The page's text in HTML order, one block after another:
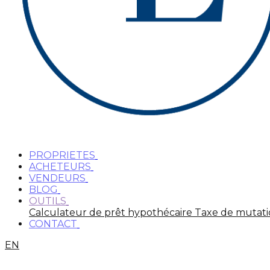
PROPRIETES
ACHETEURS
VENDEURS
BLOG
OUTILS
Calculateur de prêt hypothécaire Taxe de
CONTACT
EN